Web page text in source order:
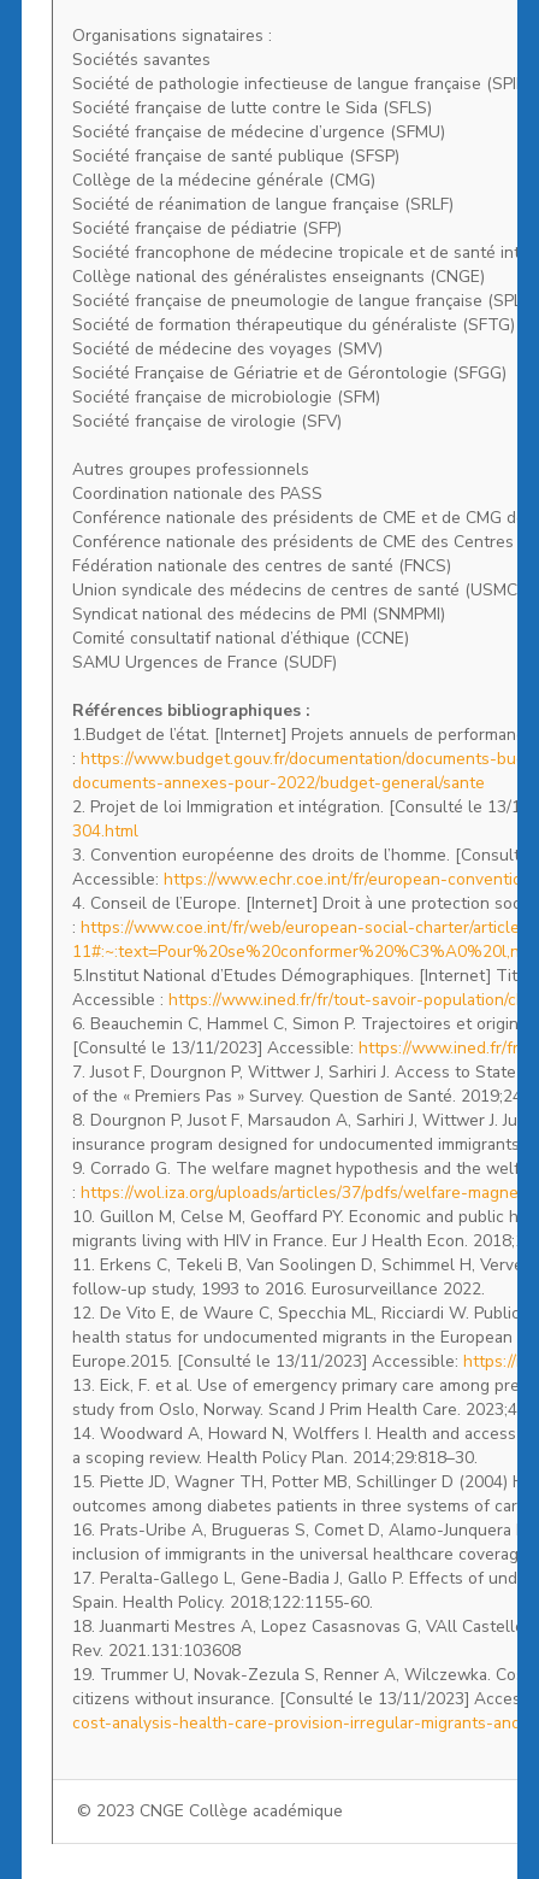
Organisations signataires :
Sociétés savantes
Société de pathologie infectieuse de langue française (SPILF)
Société française de lutte contre le Sida (SFLS)
Société française de médecine d’urgence (SFMU)
Société française de santé publique (SFSP)
Collège de la médecine générale (CMG)
Société de réanimation de langue française (SRLF)
Société française de pédiatrie (SFP)
Société francophone de médecine tropicale et de santé
Collège national des généralistes enseignants (CNGE)
Société française de pneumologie de langue française (SPLF)
Société de formation thérapeutique du généraliste (SFTG)
Société de médecine des voyages (SMV)
Société Française de Gériatrie et de Gérontologie (SFGG)
Société française de microbiologie (SFM)
Société française de virologie (SFV)
Autres groupes professionnels
Coordination nationale des PASS
Conférence nationale des présidents de CME et de CMG
Conférence nationale des présidents de CME des Centres
Fédération nationale des centres de santé (FNCS)
Union syndicale des médecins de centres de santé (USMCS)
Syndicat national des médecins de PMI (SNMPMI)
Comité consultatif national d’éthique (CCNE)
SAMU Urgences de France (SUDF)
Références bibliographiques :
1.Budget de l’état. [Internet] Projets annuels de
:https://www.budget.gouv.fr/documentation/documents-
documents-annexes-pour-2022/budget-general/sante
2. Projet de loi Immigration et intégration. [Consulté le 13/
304.html
3. Convention européenne des droits de l’homme. [Consulté
Accessible:https://www.echr.coe.int/fr/european-
4. Conseil de l’Europe. [Internet] Droit à une protection
:https://www.coe.int/fr/web/european-social-charter/article-
5.Institut National d’Etudes Démographiques. [Internet]
Accessible :https://www.ined.fr/fr/tout-savoir-population/
6. Beauchemin C, Hammel C, Simon P. Trajectoires et
[Consulté le 13/11/2023] Accessible:https://www.ined.fr/fr/
7. Jusot F, Dourgnon P, Wittwer J, Sarhiri J. Access to State
of the « Premiers Pas » Survey. Question de Santé.
8. Dourgnon P, Jusot F, Marsaudon A, Sarhiri J, Wittwer J.
insurance program designed for undocumented immigrants
9. Corrado G. The welfare magnet hypothesis and the
:https://wol.iza.org/uploads/articles/37/pdfs/welfare-
10. Guillon M, Celse M, Geoffard PY. Economic and public
migrants living with HIV in France. Eur J Health Econ.
11. Erkens C, Tekeli B, Van Soolingen D, Schimmel H,
follow-up study, 1993 to 2016. Eurosurveillance 2022.
12. De Vito E, de Waure C, Specchia ML, Ricciardi W.
health status for undocumented migrants in the European
Europe.2015. [Consulté le 13/11/2023] Accessible:https://
13. Eick, F. et al. Use of emergency primary care among
study from Oslo, Norway. Scand J Prim Health Care.
14. Woodward A, Howard N, Wolffers I. Health and access
a scoping review. Health Policy Plan. 2014;29:818–30.
15. Piette JD, Wagner TH, Potter MB, Schillinger D (2004)
outcomes among diabetes patients in three systems of care.
16. Prats-Uribe A, Brugueras S, Comet D, Alamo-Junquera
inclusion of immigrants in the universal healthcare coverage.
17. Peralta-Gallego L, Gene-Badia J, Gallo P. Effects of
Spain. Health Policy. 2018;122:1155-60.
18. Juanmarti Mestres A, Lopez Casasnovas G, VAll
Rev. 2021.131:103608
19. Trummer U, Novak-Zezula S, Renner A, Wilczewka.
citizens without insurance. [Consulté le 13/11/2023]
cost-analysis-health-care-provision-irregular-migrants-and-
© 2023 CNGE Collège académique